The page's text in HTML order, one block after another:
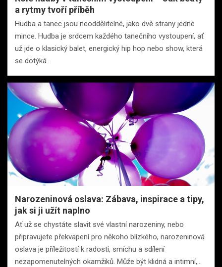
a rytmy tvoří příběh
Hudba a tanec jsou neoddělitelné, jako dvě strany jedné
mince. Hudba je srdcem každého tanečního vystoupení, ať
už jde o klasický balet, energický hip hop nebo show, která
se dotýká…
Narozeninová oslava: Zábava, inspirace a tipy,
jak si ji užít naplno
Ať už se chystáte slavit své vlastní narozeniny, nebo
připravujete překvapení pro někoho blízkého, narozeninová
oslava je příležitostí k radosti, smíchu a sdílení
nezapomenutelných okamžiků. Může být klidná a intimní,…